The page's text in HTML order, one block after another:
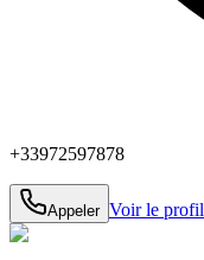
+33972597878
Appeler Voir le profil